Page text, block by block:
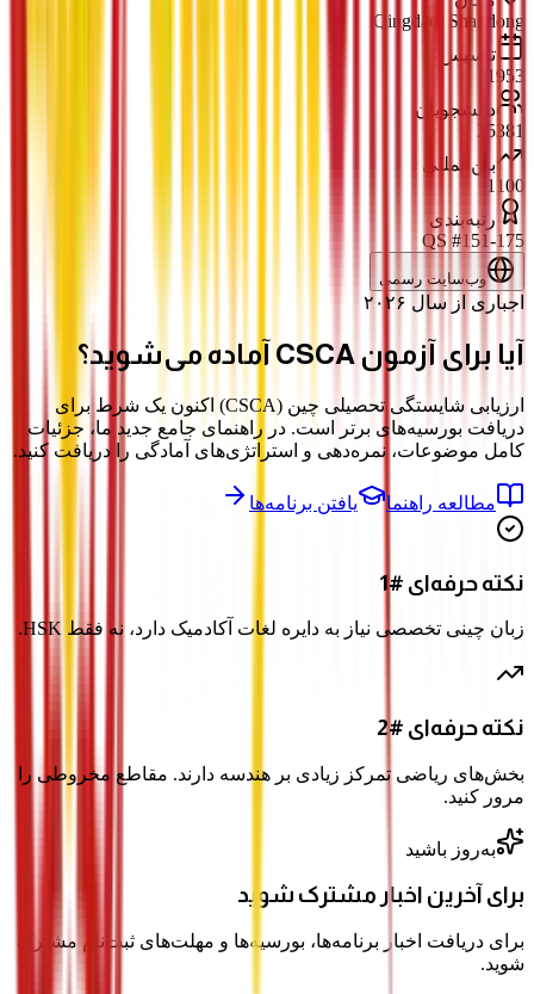
Qingdao, Shandong
تأسیس
1953
دانشجویان
25381
بین‌المللی
1100
رتبه‌بندی
#151-175 QS
وب‌سایت رسمی
اجباری از سال ۲۰۲۶
آیا برای آزمون CSCA آماده می‌شوید؟
ارزیابی شایستگی تحصیلی چین (CSCA) اکنون یک شرط برای
دریافت بورسیه‌های برتر است. در راهنمای جامع جدید ما، جزئیات
کامل موضوعات، نمره‌دهی و استراتژی‌های آمادگی را دریافت کنید.
مطالعه راهنما یافتن برنامه‌ها
نکته حرفه‌ای #1
زبان چینی تخصصی نیاز به دایره لغات آکادمیک دارد، نه فقط HSK.
نکته حرفه‌ای #2
بخش‌های ریاضی تمرکز زیادی بر هندسه دارند. مقاطع مخروطی را
مرور کنید.
به‌روز باشید
برای آخرین اخبار مشترک شوید
برای دریافت اخبار برنامه‌ها، بورسیه‌ها و مهلت‌های ثبت‌نام مشترک
شوید.